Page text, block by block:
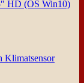
HD (OS Win10)
Klimatsensor